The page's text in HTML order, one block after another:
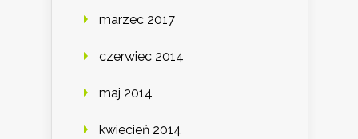
marzec 2017
czerwiec 2014
maj 2014
kwiecień 2014